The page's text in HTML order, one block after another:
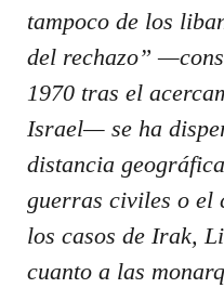
tampoco de los
del rechazo”
1970 tras el
Israel— se ha
distancia
guerras civiles o el
los casos de Irak,
cuanto a las